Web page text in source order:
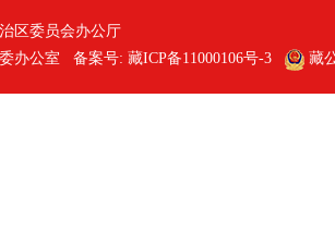
区委员会办公厅
办公室 备案号: 藏ICP备11000106号-3 藏